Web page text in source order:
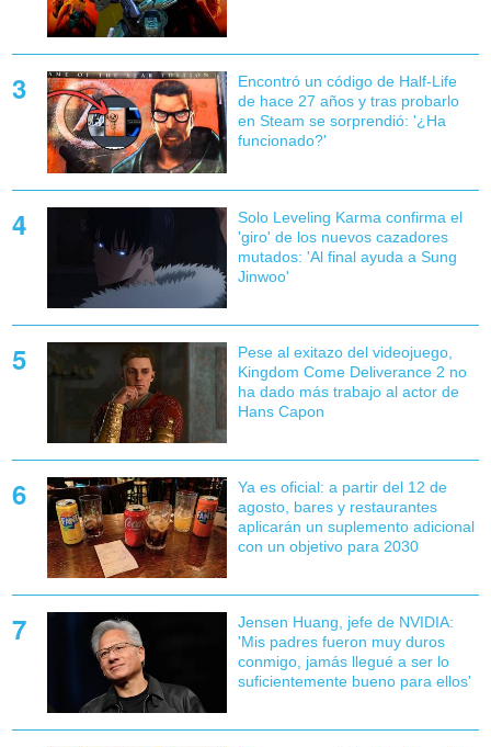
Encontró un código de Half-Life
de hace 27 años y tras probarlo
en Steam se sorprendió: '¿Ha
funcionado?'
Solo Leveling Karma confirma el
'giro' de los nuevos cazadores
mutados: 'Al final ayuda a Sung
Jinwoo'
Pese al exitazo del videojuego,
Kingdom Come Deliverance 2 no
ha dado más trabajo al actor de
Hans Capon
Ya es oficial: a partir del 12 de
agosto, bares y restaurantes
aplicarán un suplemento adicional
con un objetivo para 2030
Jensen Huang, jefe de NVIDIA:
'Mis padres fueron muy duros
conmigo, jamás llegué a ser lo
suficientemente bueno para ellos'